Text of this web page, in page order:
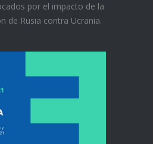
por el impacto de la
de Rusia contra Ucrania.